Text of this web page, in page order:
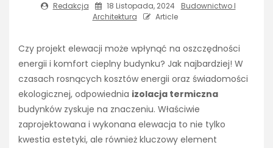
Redakcja 18 Listopada, 2024
Budownictwo I
Architektura
Article
Czy projekt elewacji może wpłynąć na oszczędności
energii i komfort cieplny budynku? Jak najbardziej! W
czasach rosnących kosztów energii oraz świadomości
ekologicznej, odpowiednia izolacja termiczna
budynków zyskuje na znaczeniu. Właściwie
zaprojektowana i wykonana elewacja to nie tylko
kwestia estetyki, ale również kluczowy element